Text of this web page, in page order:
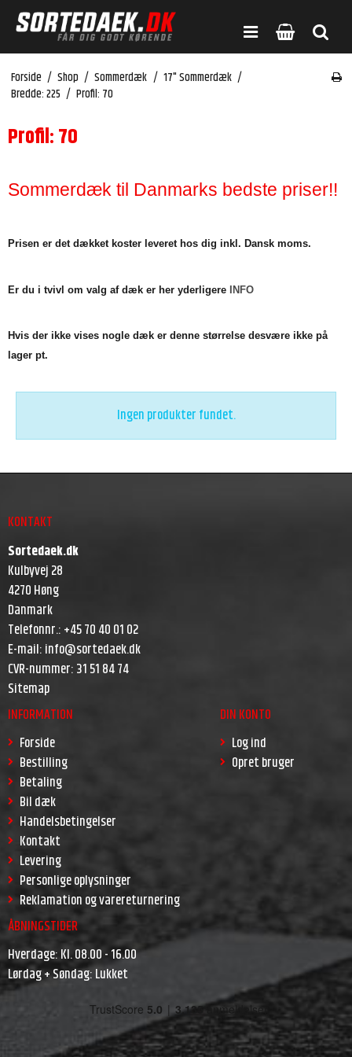
Forside / Shop / Sommerdæk / 17" Sommerdæk /
Bredde: 225 / Profil: 70
Profil: 70
Sommerdæk til Danmarks bedste priser!!
Prisen er det dækket koster leveret hos dig inkl. Dansk moms.
Er du i tvivl om valg af dæk er her yderligere INFO
Hvis der ikke vises nogle dæk er denne størrelse desvære ikke på
lager pt.
Ingen produkter fundet.
KONTAKT
Sortedaek.dk
Kulbyvej 28
4270 Høng
Danmark
Telefonnr.:+45 70 40 01 02
E-mail:info@sortedaek.dk
CVR-nummer:31 51 84 74
Sitemap
INFORMATION
Forside
Bestilling
Betaling
Bil dæk
Handelsbetingelser
Kontakt
Levering
Personlige oplysninger
Reklamation og varereturnering
DIN KONTO
Log ind
Opret bruger
ÅBNINGSTIDER
Hverdage: Kl. 08.00 - 16.00
Lørdag + Søndag: Lukket